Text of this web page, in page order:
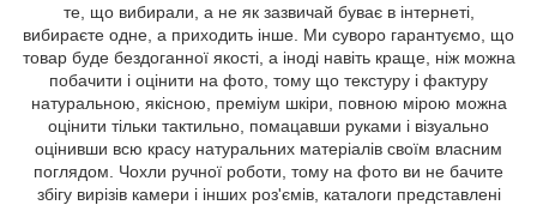
те, що вибирали, а не як зазвичай буває в інтернеті,
вибираєте одне, а приходить інше. Ми суворо гарантуємо, що
товар буде бездоганної якості, а іноді навіть краще, ніж можна
побачити і оцінити на фото, тому що текстуру і фактуру
натуральною, якісною, преміум шкіри, повною мірою можна
оцінити тільки тактильно, помацавши руками і візуально
оцінивши всю красу натуральних матеріалів своїм власним
поглядом. Чохли ручної роботи, тому на фото ви не бачите
збігу вирізів камери і інших роз'ємів, каталоги представлені